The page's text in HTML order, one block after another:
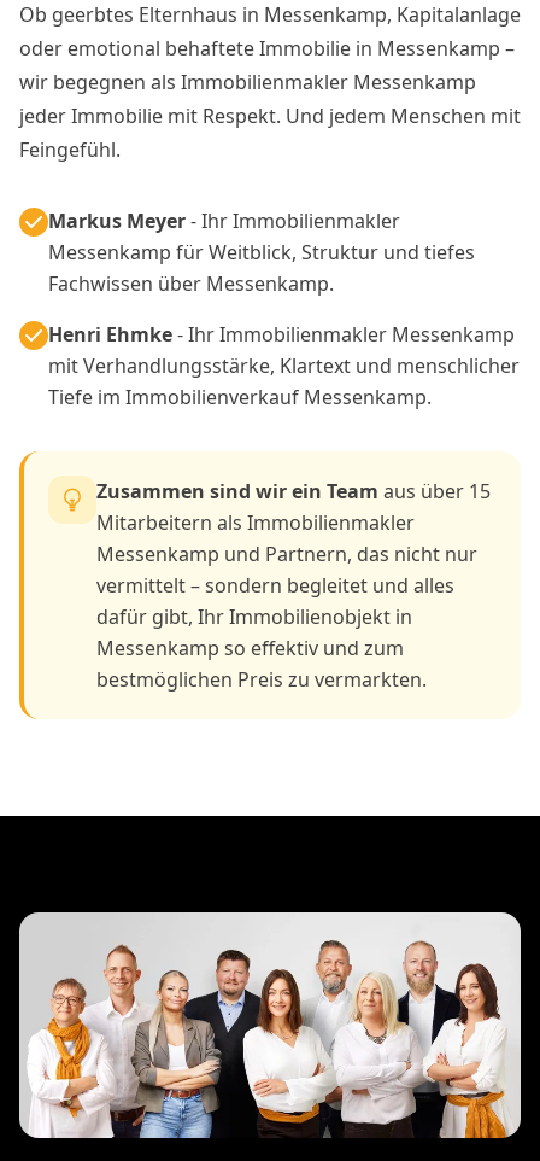
Ob geerbtes Elternhaus in Messenkamp, Kapitalanlage
oder emotional behaftete Immobilie in Messenkamp –
wir begegnen als Immobilienmakler Messenkamp
jeder Immobilie mit Respekt. Und jedem Menschen mit
Feingefühl.
Markus Meyer- Ihr Immobilienmakler
Messenkamp für Weitblick, Struktur und tiefes
Fachwissen über Messenkamp.
Henri Ehmke- Ihr Immobilienmakler Messenkamp
mit Verhandlungsstärke, Klartext und menschlicher
Tiefe im Immobilienverkauf Messenkamp.
Zusammen sind wir ein Team aus über 15
Mitarbeitern als Immobilienmakler
Messenkamp und Partnern, das nicht nur
vermittelt – sondern begleitet und alles
dafür gibt, Ihr Immobilienobjekt in
Messenkamp so effektiv und zum
bestmöglichen Preis zu vermarkten.